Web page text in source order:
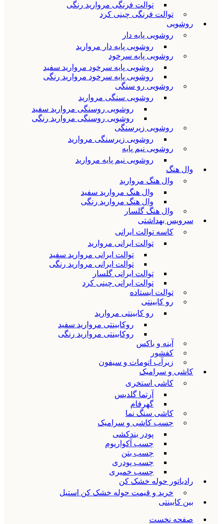
توالت فرنگی مروارید رنگی
توالت فرنگی چینی کرد
روشویی
روشویی پایه دار
روشویی پایه دار مروارید
روشویی پایه سرخود
روشویی پایه سرخود مروارید سفید
روشویی پایه سرخود مروارید رنگی
روشویی رو سنگی
روشویی سنگی مروارید
روشویی روسنگی مروارید سفید
روشویی روسنگی مروارید رنگی
روشویی زیرسنگی
روشویی زیرسنگی مروارید
روشویی نیم پایه
روشویی نیم پایه مروارید
وال هنگ
وال هنگ مروارید
وال هنگ مروارید سفید
وال هنگ مروارید رنگی
وال هنگ گلسار
سرویس بهداشتی
کاسه توالت ایرانی
توالت ایرانی مروارید
توالت ایرانی مروارید سفید
توالت ایرانی مروارید رنگی
توالت ایرانی گلسار
توالت ایرانی چینی کرد
توالت ایستاده
رو کابینتی
رو کابینتی مروارید
روکابینتی مروارید سفید
روکابینتی مروارید رنگی
آینه و باکس
کفشور
زیرآب اتومات و سیفون
کاشی و سرامیک
کاشی استخری
آرتما گلدیس
گهرفام
کاشی سنگ نما
چسب کاشی و سرامیک
پودر بندکشی
چسب آکواریوم
چسب بتن
چسب پودری
چسب خمیری
رادیاتور حوله خشک کن
خرید و قیمت حوله خشک کن استیل
بین کابینتی
صفحه نخست